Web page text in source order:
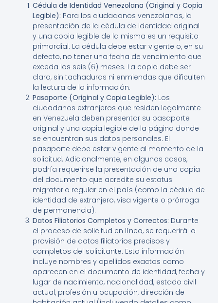
Cédula de Identidad Venezolana (Original y Copia
Legible): Para los ciudadanos venezolanos, la
presentación de la cédula de identidad original
y una copia legible de la misma es un requisito
primordial. La cédula debe estar vigente o, en su
defecto, no tener una fecha de vencimiento que
exceda los seis (6) meses. La copia debe ser
clara, sin tachaduras ni enmiendas que dificulten
la lectura de la información.
Pasaporte (Original y Copia Legible): Los
ciudadanos extranjeros que residen legalmente
en Venezuela deben presentar su pasaporte
original y una copia legible de la página donde
se encuentran sus datos personales. El
pasaporte debe estar vigente al momento de la
solicitud. Adicionalmente, en algunos casos,
podría requerirse la presentación de una copia
del documento que acredite su estatus
migratorio regular en el país (como la cédula de
identidad de extranjero, visa vigente o prórroga
de permanencia).
Datos Filiatorios Completos y Correctos: Durante
el proceso de solicitud en línea, se requerirá la
provisión de datos filiatorios precisos y
completos del solicitante. Esta información
incluye nombres y apellidos exactos como
aparecen en el documento de identidad, fecha y
lugar de nacimiento, nacionalidad, estado civil
actual, profesión u ocupación, dirección de